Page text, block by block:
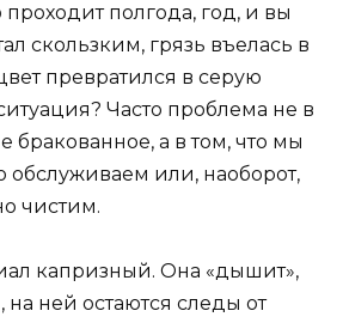
проходит полгода, год, и вы
скользким, грязь въелась в
превратился в серую
Часто проблема не в
бракованное, а в том, что мы
обслуживаем или, наоборот,
чистим.
капризный. Она «дышит»,
ней остаются следы от